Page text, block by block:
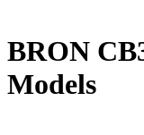
BRON
Models